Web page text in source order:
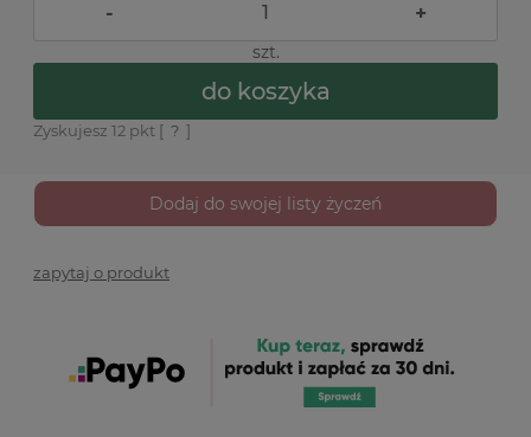
- +
szt.
do koszyka
Zyskujesz 12 pkt [ ? ]
Dodaj do swojej listy życzeń
zapytaj o produkt